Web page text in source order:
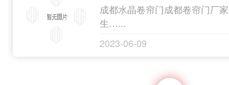
成都水晶卷帘门成都卷帘门厂
生…...
2023-06-09